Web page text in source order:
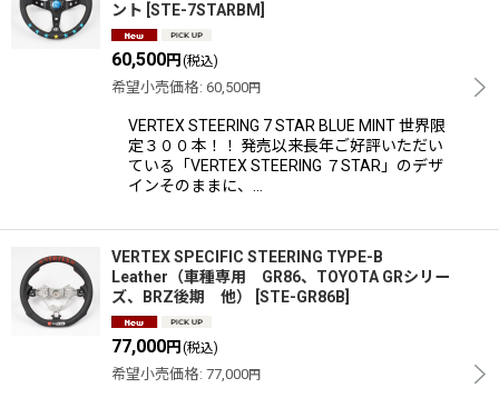
ント STE-7STARBM
60,500円 (税込)
希望小売価格: 60,500円
VERTEX STEERING 7 STAR BLUE MINT 世界限
定３００本！！ 発売以来長年ご好評いただい
ている「VERTEX STEERING ７STAR」のデザ
インそのままに、…
VERTEX SPECIFIC STEERING TYPE-B
Leather（車種専用 GR86、TOYOTA GRシリー
ズ、BRZ後期 他）
STE-GR86B
77,000円 (税込)
希望小売価格: 77,000円